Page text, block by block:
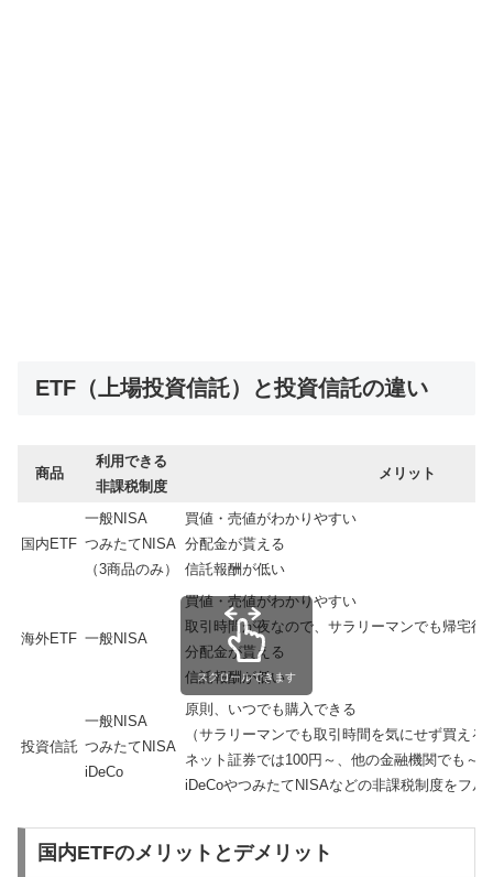
ETF（上場投資信託）と投資信託の違い
商品
利用できる
非課税制度
メリット
国内ETF
一般NISA
つみたてNISA
（3商品のみ）
買値・売値がわかりやすい
分配金が貰える
信託報酬が低い
海外ETF 一般NISA
買値・売値がわかりやすい
取引時間が夜なので、サラリーマンでも帰宅後
分配金が貰える
信託報酬が低い
投資信託
一般NISA
つみたてNISA
iDeCo
原則、いつでも購入できる
（サラリーマンでも取引時間を気にせず買える
ネット証券では100円～、他の金融機関でも～
iDeCoやつみたてNISAなどの非課税制度をフル
スクロールできます
国内ETFのメリットとデメリット